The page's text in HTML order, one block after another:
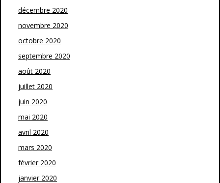
décembre 2020
novembre 2020
octobre 2020
septembre 2020
août 2020
juillet 2020
juin 2020
mai 2020
avril 2020
mars 2020
février 2020
janvier 2020